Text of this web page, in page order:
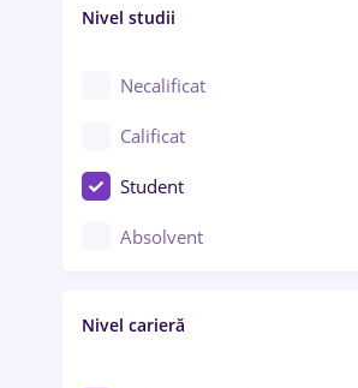
Cercetare - dezvoltare
Chimie / Biochimie
Confecții / Design vestimentar
Construcții / Instalații
Controlul calității
Educație / Training / Arte
Nivel studii
Necalificat
Calificat
Student
Absolvent
Nivel carieră